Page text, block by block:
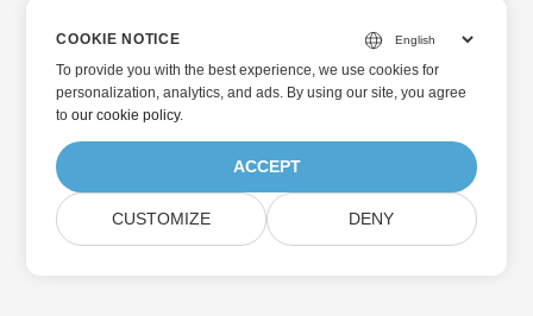
COOKIE NOTICE
To provide you with the best experience, we use cookies for
personalization, analytics, and ads. By using our site, you agree
toour cookie policy.
ACCEPT
CUSTOMIZE DENY